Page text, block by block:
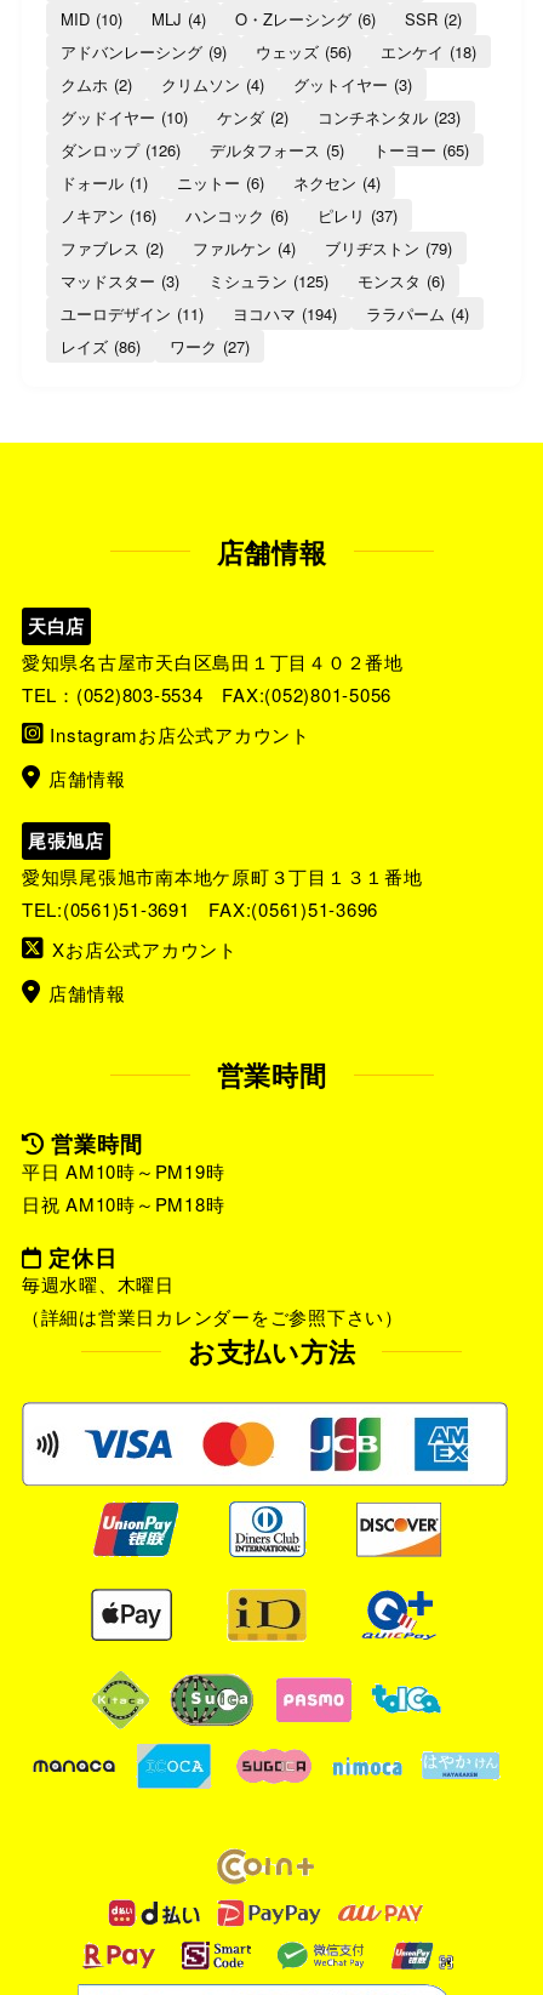
MID (10) MLJ (4) O・Zレーシング (6) SSR (2)
アドバンレーシング (9) ウェッズ (56) エンケイ (18)
クムホ (2) クリムソン (4) グットイヤー (3)
グッドイヤー (10) ケンダ (2) コンチネンタル (23)
ダンロップ (126) デルタフォース (5) トーヨー (65)
ドォール (1) ニットー (6) ネクセン (4)
ノキアン (16) ハンコック (6) ピレリ (37)
ファブレス (2) ファルケン (4) ブリヂストン (79)
マッドスター (3) ミシュラン (125) モンスタ (6)
ユーロデザイン (11) ヨコハマ (194) ララパーム (4)
レイズ (86) ワーク (27)
店舗情報
天白店
愛知県名古屋市天白区島田１丁目４０２番地
TEL： (052)803-5534 FAX:(052)801-5056
Instagramお店公式アカウント
店舗情報
尾張旭店
愛知県尾張旭市南本地ケ原町３丁目１３１番地
TEL:(0561)51-3691
FAX:(0561)51-3696
Xお店公式アカウント
店舗情報
営業時間
営業時間
平日 AM10時～PM19時
日祝 AM10時～PM18時
定休日
毎週水曜、木曜日
（詳細は営業日カレンダーをご参照下さい）
お支払い方法